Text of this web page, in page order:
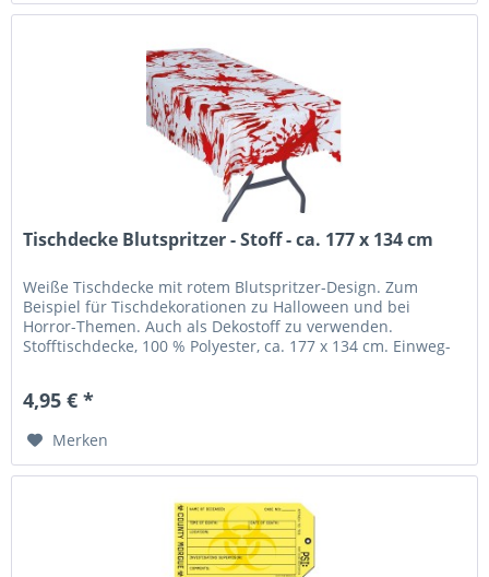
Tischdecke Blutspritzer - Stoff - ca. 177 x 134 cm
Weiße Tischdecke mit rotem Blutspritzer-Design. Zum
Beispiel für Tischdekorationen zu Halloween und bei
Horror-Themen. Auch als Dekostoff zu verwenden.
Stofftischdecke, 100 % Polyester, ca. 177 x 134 cm. Einweg-
4,95 € *
Merken